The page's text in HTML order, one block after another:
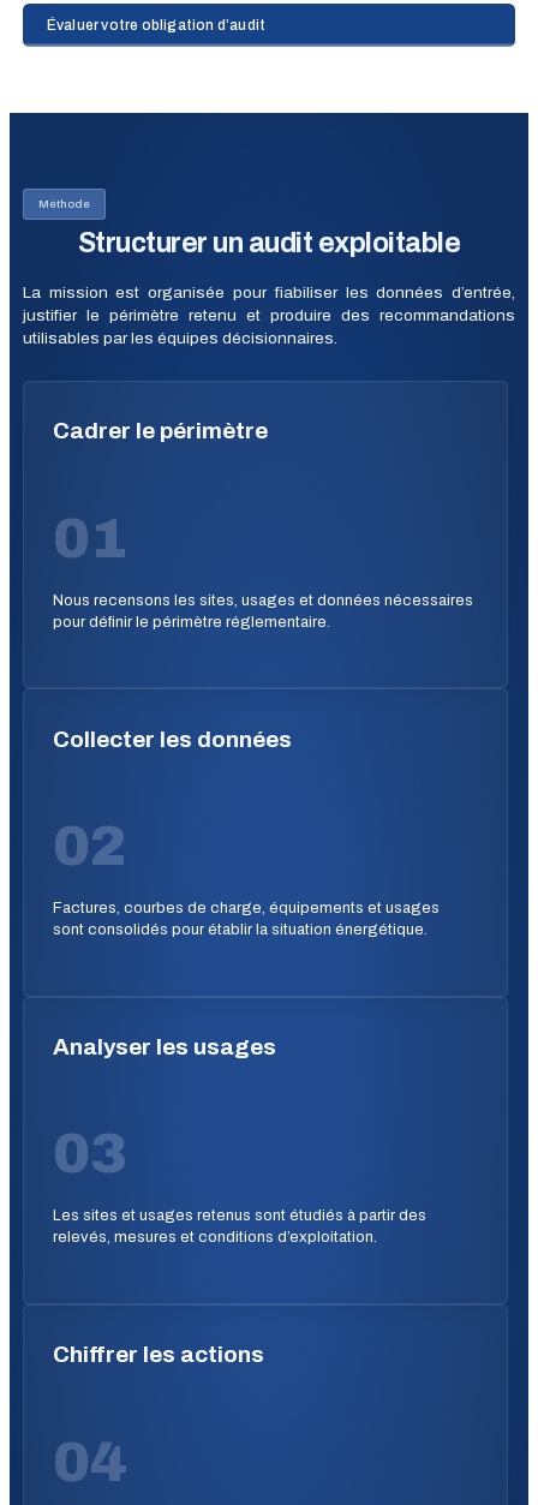
Évaluer votre obligation d’audit
Méthode
Structurer un audit exploitable
La mission est organisée pour fiabiliser les données d’entrée,
justifier le périmètre retenu et produire des recommandations
utilisables par les équipes décisionnaires.
Cadrer le périmètre
01
Nous recensons les sites, usages et données nécessaires
pour définir le périmètre réglementaire.
Collecter les données
02
Factures, courbes de charge, équipements et usages
sont consolidés pour établir la situation énergétique.
Analyser les usages
03
Les sites et usages retenus sont étudiés à partir des
relevés, mesures et conditions d’exploitation.
Chiffrer les actions
04